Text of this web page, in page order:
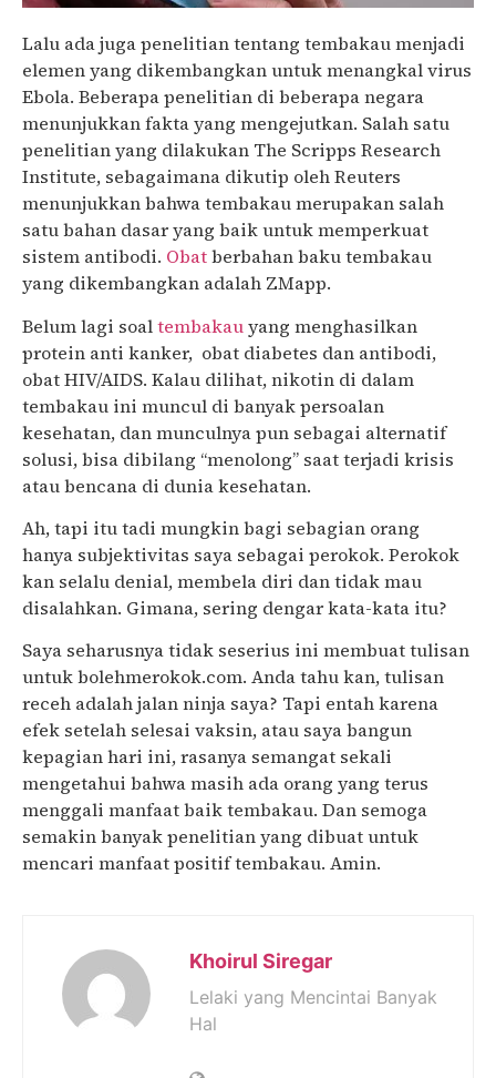
Lalu ada juga penelitian tentang tembakau menjadi
elemen yang dikembangkan untuk menangkal virus
Ebola. Beberapa penelitian di beberapa negara
menunjukkan fakta yang mengejutkan. Salah satu
penelitian yang dilakukan The Scripps Research
Institute, sebagaimana dikutip oleh Reuters
menunjukkan bahwa tembakau merupakan salah
satu bahan dasar yang baik untuk memperkuat
sistem antibodi. Obatberbahan baku tembakau
yang dikembangkan adalah ZMapp.
Belum lagi soaltembakauyang menghasilkan
protein anti kanker, obat diabetes dan antibodi,
obat HIV/AIDS. Kalau dilihat, nikotin di dalam
tembakau ini muncul di banyak persoalan
kesehatan, dan munculnya pun sebagai alternatif
solusi, bisa dibilang “menolong” saat terjadi krisis
atau bencana di dunia kesehatan.
Ah, tapi itu tadi mungkin bagi sebagian orang
hanya subjektivitas saya sebagai perokok. Perokok
kan selalu denial, membela diri dan tidak mau
disalahkan. Gimana, sering dengar kata-kata itu?
Saya seharusnya tidak seserius ini membuat tulisan
untuk bolehmerokok.com. Anda tahu kan, tulisan
receh adalah jalan ninja saya? Tapi entah karena
efek setelah selesai vaksin, atau saya bangun
kepagian hari ini, rasanya semangat sekali
mengetahui bahwa masih ada orang yang terus
menggali manfaat baik tembakau. Dan semoga
semakin banyak penelitian yang dibuat untuk
mencari manfaat positif tembakau. Amin.
Khoirul Siregar
Lelaki yang Mencintai Banyak
Hal